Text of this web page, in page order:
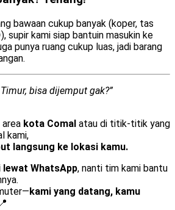
bawaan cukup banyak (koper, tas
supir kami siap bantuin masukin ke
punya ruang cukup luas, jadi barang
bisa dijemput gak?”
area kota Comal atau di titik-titik yang
kami,
langsung ke lokasi kamu.
lewat WhatsApp, nanti tim kami bantu
kami yang datang, kamu